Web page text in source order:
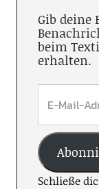
Gib deine
beim
erhalten.
Schließe